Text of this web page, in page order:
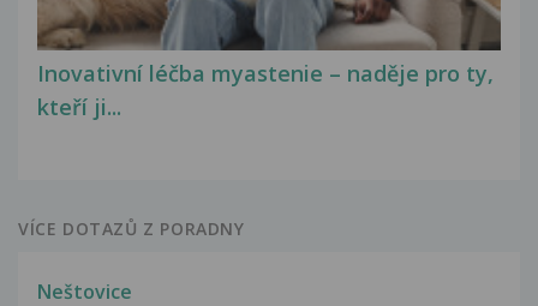
Inovativní léčba myastenie – naděje pro ty,
kteří ji...
VÍCE DOTAZŮ Z PORADNY
Neštovice